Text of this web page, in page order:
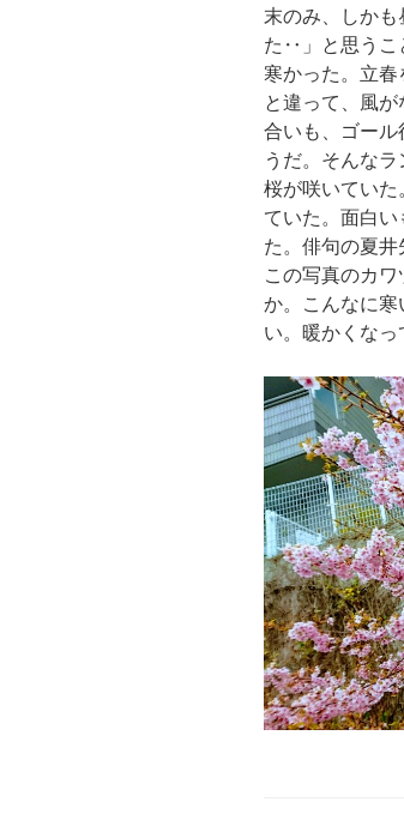
末のみ、しか
た‥」と思うこ
寒かった。立
と違って、風
合いも、ゴール
うだ。そんな
桜が咲いてい
ていた。面白
た。俳句の夏井
この写真のカ
か。こんなに寒
い。暖かくなっ